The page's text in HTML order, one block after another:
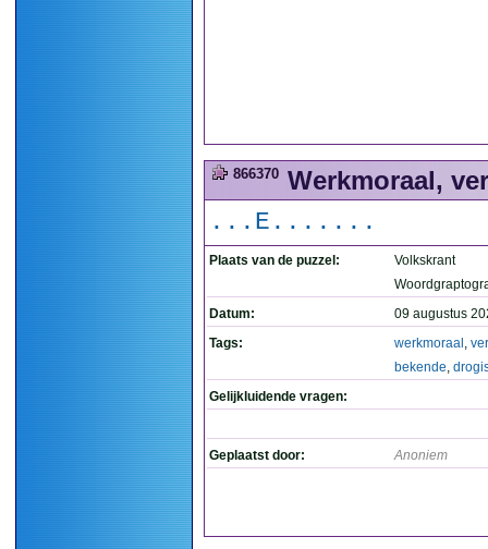
866370 Werkmoraal,
...E.......
Plaats van de puzzel:
Volkskrant
Datum:
09 augustus
Tags:
werkmoraal ,
bekende,
Gelijkluidende vragen:
Geplaatst door: Anoniem